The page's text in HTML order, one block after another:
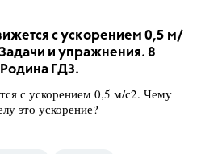
с ускорением 0,5 м/
и упражнения. 8
ГДЗ.
с ускорением 0,5 м/с2. Чему
это ускорение?